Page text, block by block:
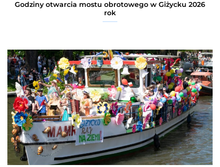
Godziny otwarcia mostu obrotowego w Giżycku 2026
rok